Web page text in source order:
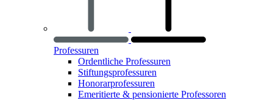
Professuren
Ordentliche Professuren
Stiftungsprofessuren
Honorarprofessuren
Emeritierte & pensionierte Professoren